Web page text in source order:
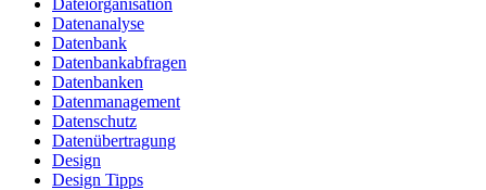
Dateiorganisation
Datenanalyse
Datenbank
Datenbankabfragen
Datenbanken
Datenmanagement
Datenschutz
Datenübertragung
Design
Design Tipps